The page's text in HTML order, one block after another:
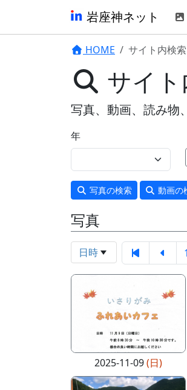
岩座神ネット
HOME サイト内検索
サイ
写真、動画、読み物
年
写真の検索 動画の
写真
日時 1
2025-11-09(日)